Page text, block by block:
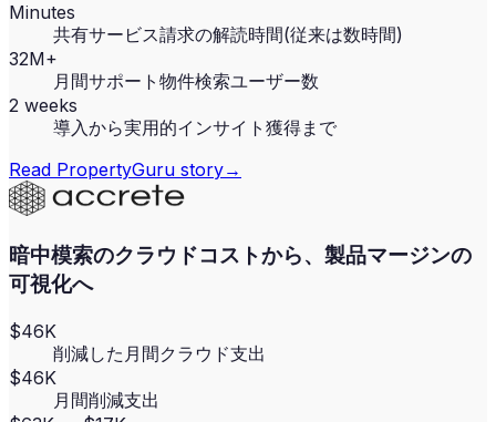
Minutes
共有サービス請求の解読時間(従来は数時間)
32M+
月間サポート物件検索ユーザー数
2 weeks
導入から実用的インサイト獲得まで
Read PropertyGuru story→
暗中模索のクラウドコストから、製品マージンの
可視化へ
$46K
削減した月間クラウド支出
$46K
月間削減支出